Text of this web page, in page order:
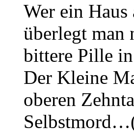
Wer ein
überlegt man
bittere Pille
Der Kleine
oberen